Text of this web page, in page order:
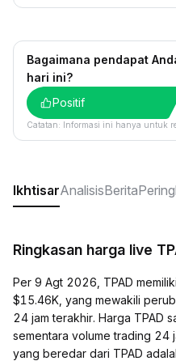
Bagaimana pendapat
hari ini?
Positif
Catatan: Informasi ini hanya untuk
IkhtisarAnalisisBerita
Ringkasan harga live
Per 9 Agt 2026, TPAD
$15.46K, yang mewakili
24 jam terakhir. Harga TPAD
sementara volume trading 24
yang beredar dari TPAD